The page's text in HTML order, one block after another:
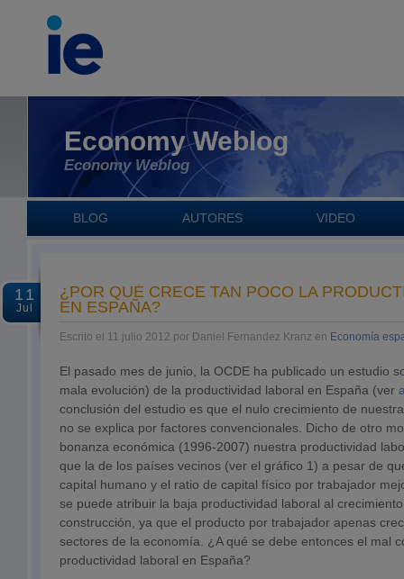
Economy Weblog
Economy Weblog
BLOG AUTORES VIDEO
11
Jul
¿POR QUÉ CRECE TAN POCO LA
EN ESPAÑA?
Escrito el 11 julio 2012 por Daniel Fernandez Kranz en Economía
El pasado mes de junio, la OCDE ha publicado un estudio
mala evolución) de la productividad laboral en España (ver
conclusión del estudio es que el nulo crecimiento de
no se explica por factores convencionales. Dicho de otro
bonanza económica (1996-2007) nuestra productividad
que la de los países vecinos (ver el gráfico 1) a pesar de
capital humano y el ratio de capital físico por trabajador
se puede atribuir la baja productividad laboral al
construcción, ya que el producto por trabajador apenas
sectores de la economía. ¿A qué se debe entonces el mal
productividad laboral en España?